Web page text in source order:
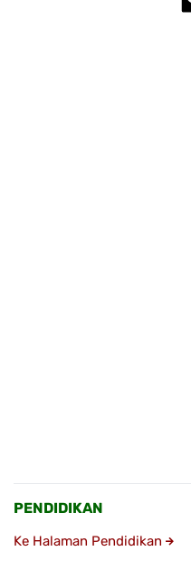
PENDIDIKAN
Ke Halaman Pendidikan